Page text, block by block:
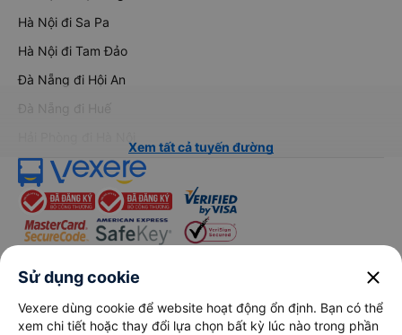
Hà Nội đi Sa Pa
Hà Nội đi Tam Đảo
Đà Nẵng đi Hội An
Đà Nẵng đi Huế
Xem tất cả tuyến đường
keyboard_arrow_down
Về chúng tôi
Sử dụng cookie close
Vexere dùng cookie để website hoạt động ổn định. Bạn có thể
xem chi tiết hoặc thay đổi lựa chọn bất kỳ lúc nào trong phần